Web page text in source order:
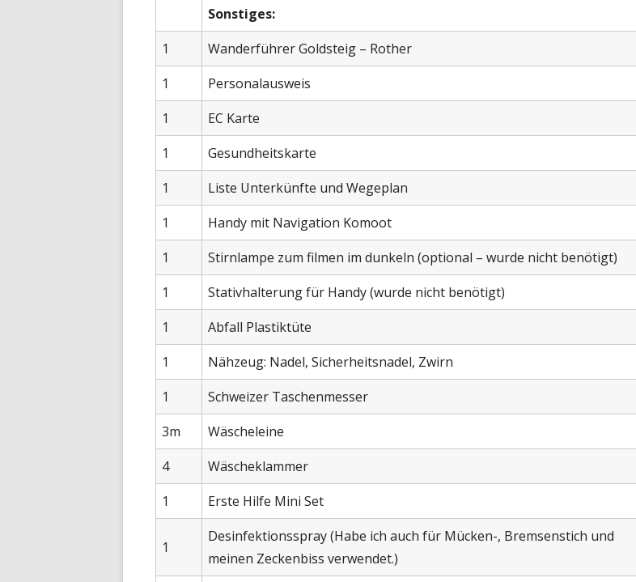
Sonstiges:
1
Wanderführer Goldsteig – Rother
1
Personalausweis
1
EC Karte
1
Gesundheitskarte
1
Liste Unterkünfte und Wegeplan
1
Handy mit Navigation Komoot
1
Stirnlampe zum filmen im dunkeln (optional – wurde nicht benötigt)
1
Stativhalterung für Handy (wurde nicht benötigt)
1
Abfall Plastiktüte
1
Nähzeug: Nadel, Sicherheitsnadel, Zwirn
1
Schweizer Taschenmesser
3m
Wäscheleine
4
Wäscheklammer
1
Erste Hilfe Mini Set
1
Desinfektionsspray (Habe ich auch für Mücken-, Bremsenstich und
meinen Zeckenbiss verwendet.)